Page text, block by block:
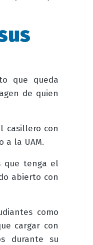
que queda
de quien
casillero con
a la UAM.
que tenga el
abierto con
como
cargar con
durante su